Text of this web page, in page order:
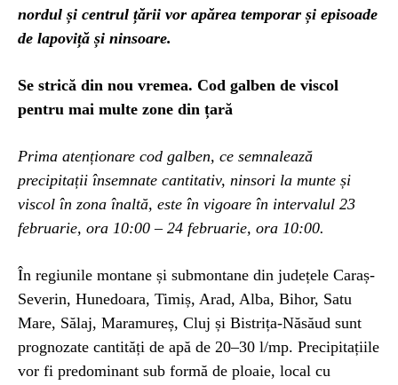
nordul și centrul țării vor apărea temporar și episoade
de lapoviță și ninsoare.
Se strică din nou vremea. Cod galben de viscol
pentru mai multe zone din țară
Prima atenționare cod galben, ce semnalează
precipitații însemnate cantitativ, ninsori la munte și
viscol în zona înaltă, este în vigoare în intervalul 23
februarie, ora 10:00 – 24 februarie, ora 10:00.
În regiunile montane și submontane din județele Caraș-
Severin, Hunedoara, Timiș, Arad, Alba, Bihor, Satu
Mare, Sălaj, Maramureș, Cluj și Bistrița-Năsăud sunt
prognozate cantități de apă de 20–30 l/mp. Precipitațiile
vor fi predominant sub formă de ploaie, local cu